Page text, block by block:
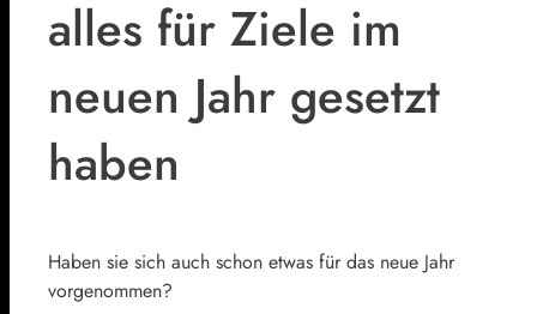
alles für Ziele im
neuen Jahr gesetzt
haben
Haben sie sich auch schon etwas für das neue Jahr
vorgenommen?